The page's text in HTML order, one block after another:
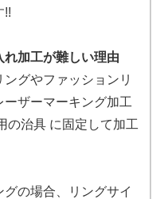
!!
加工が難しい理由
グやファッションリ
ーザーマーキング加工
の治具 に固定して加工
グの場合、リングサイ